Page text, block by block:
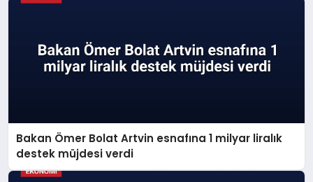
Bakan Ömer Bolat Artvin esnafına 1 milyar liralık
destek müjdesi verdi